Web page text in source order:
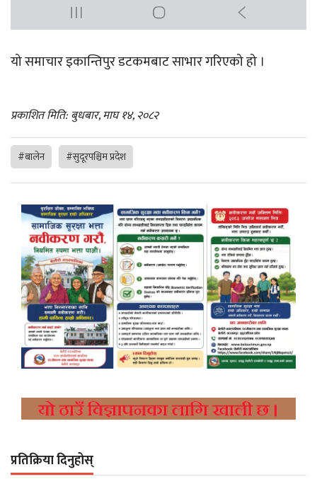
यो समाचार इकान्तिपुर डटकमबाट साभार गरिएको हो ।
प्रकाशित मिति: बुधबार, माघ १४, २०८२
#बालेन #सुदूरपश्चिम प्रदेश
प्रतिक्रिया दिनुहोस्